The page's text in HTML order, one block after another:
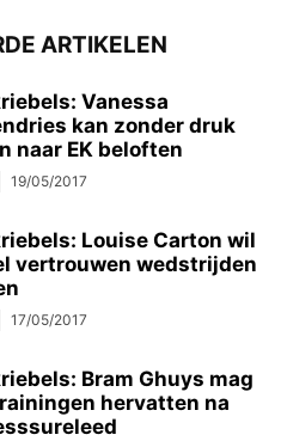
ARTIKELEN
Vanessa
kan zonder druk
naar EK beloften
19/05/2017
Louise Carton wil
vertrouwen wedstrijden
17/05/2017
Bram Ghuys mag
hervatten na